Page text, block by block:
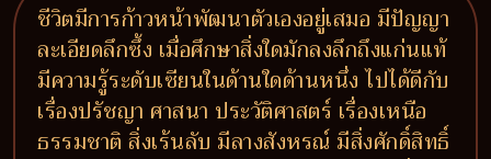
ชีวิตมีการก้าวหน้าพัฒนาตัวเองอยู่เสมอ มีปัญญา
ละเอียดลึกซึ้ง เมื่อศึกษาสิ่งใดมักลงลึกถึงแก่นแท้
มีความรู้ระดับเซียนในด้านใดด้านหนึ่ง ไปได้ดีกับ
เรื่องปรัชญา ศาสนา ประวัติศาสตร์ เรื่องเหนือ
ธรรมชาติ สิ่งเร้นลับ มีลางสังหรณ์ มีสิ่งศักดิ์สิทธิ์